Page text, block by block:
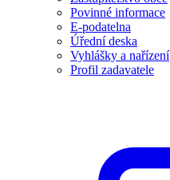
Povinné informace
E-podatelna
Úřední deska
Vyhlášky a nařízení
Profil zadavatele